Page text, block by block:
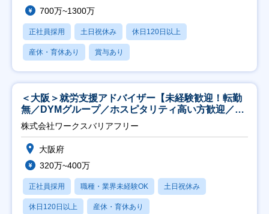
700万~1300万
正社員採用 土日祝休み 休日120日以上
産休・育休あり 賞与あり
＜大阪＞就労支援アドバイザー【未経験歓迎！転勤
無／DYMグループ／ホスピタリティ高い方歓迎／土
日祝】
株式会社ワークスバリアフリー
大阪府
320万~400万
正社員採用 職種・業界未経験OK 土日祝休み
休日120日以上 産休・育休あり